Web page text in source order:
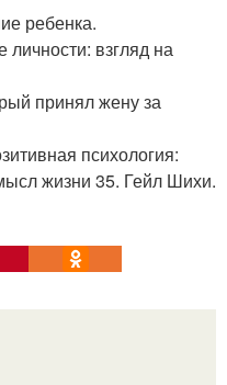
ребенка.
взгляд на
принял жену за
психология:
жизни 35. Гейл Шихи.